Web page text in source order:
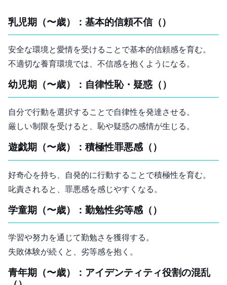
乳児期（0〜1歳）：基本的信頼 vs. 不信（Trust vs. Mistrust）
安全な環境と愛情を受けることで基本的信頼感を育む。
不適切な養育環境では、不信感を抱くようになる。
幼児期（1〜3歳）：自律性 vs. 恥・疑惑（Autonomy vs. Shame and Doubt）
自分で行動を選択することで自律性を発達させる。
厳しい制限を受けると、恥や疑惑の感情が生じる。
遊戯期（3〜6歳）：積極性 vs. 罪悪感（Initiative vs. Guilt）
好奇心を持ち、自発的に行動することで積極性を育む。
叱責されると、罪悪感を感じやすくなる。
学童期（6〜12歳）：勤勉性 vs. 劣等感（Industry vs. Inferiority）
学習や努力を通じて勤勉さを獲得する。
失敗体験が続くと、劣等感を抱く。
青年期（12〜18歳）：アイデンティティ vs. 役割の混乱